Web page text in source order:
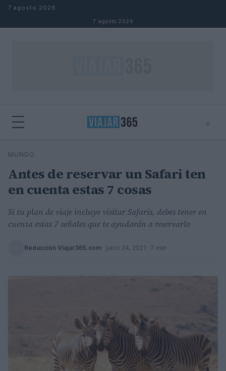
Saltar al contenido
7 agosto 2026
7 agosto 2026
⌕
Buscar
MUNDO
Antes de reservar un Safari ten
en cuenta estas 7 cosas
Si tu plan de viaje incluye visitar Safaris, debes tener en
cuenta estas 7 señales que te ayudarán a reservarlo
Redacción Viajar365.com · junio 24, 2021 · 7 min